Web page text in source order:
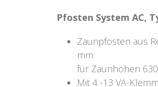
Pfosten System AC,
Zaunpfosten aus
mm
für Zaunhöhen
Mit 4 -13 VA-